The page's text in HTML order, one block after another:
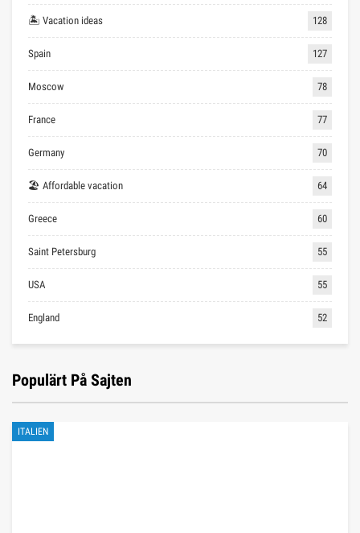
🏝 Vacation ideas 128
Spain 127
Moscow 78
France 77
Germany 70
🏖 Affordable vacation 64
Greece 60
Saint Petersburg 55
USA 55
England 52
Populärt På Sajten
ITALIEN